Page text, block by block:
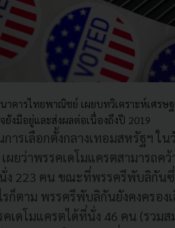
าคารไทยพาณิชย์ เผยบทวิเคราะห์เศรษ
ยังมีอยู่และส่งผลต่อเนื่องถึงปี 2019
ารเลือกตั้งกลางเทอมสหรัฐฯ ใ
ผยว่าพรรคเดโมแครตสามารถ
223 คน ขณะที่พรรครีพับลิกันซึ่
ก็ตาม พรรครีพับลิกันยังคงครอ
ดโมแครตได้ที่นั่ง 46 คน (รวม